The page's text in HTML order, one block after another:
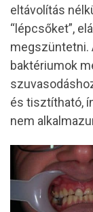
eltávolítás
“lépcsőket”,
megszüntetni.
baktériumok
és tisztítható,
nem